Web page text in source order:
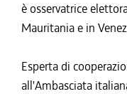
è osservatrice
Mauritania e in
Esperta di
all'Ambasciata